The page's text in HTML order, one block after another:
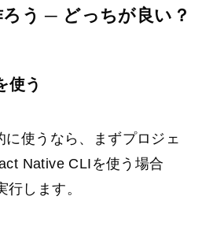
う ─ どっちが良い？
使う
使うなら、まずプロジェ
Native CLIを使う場合
します。